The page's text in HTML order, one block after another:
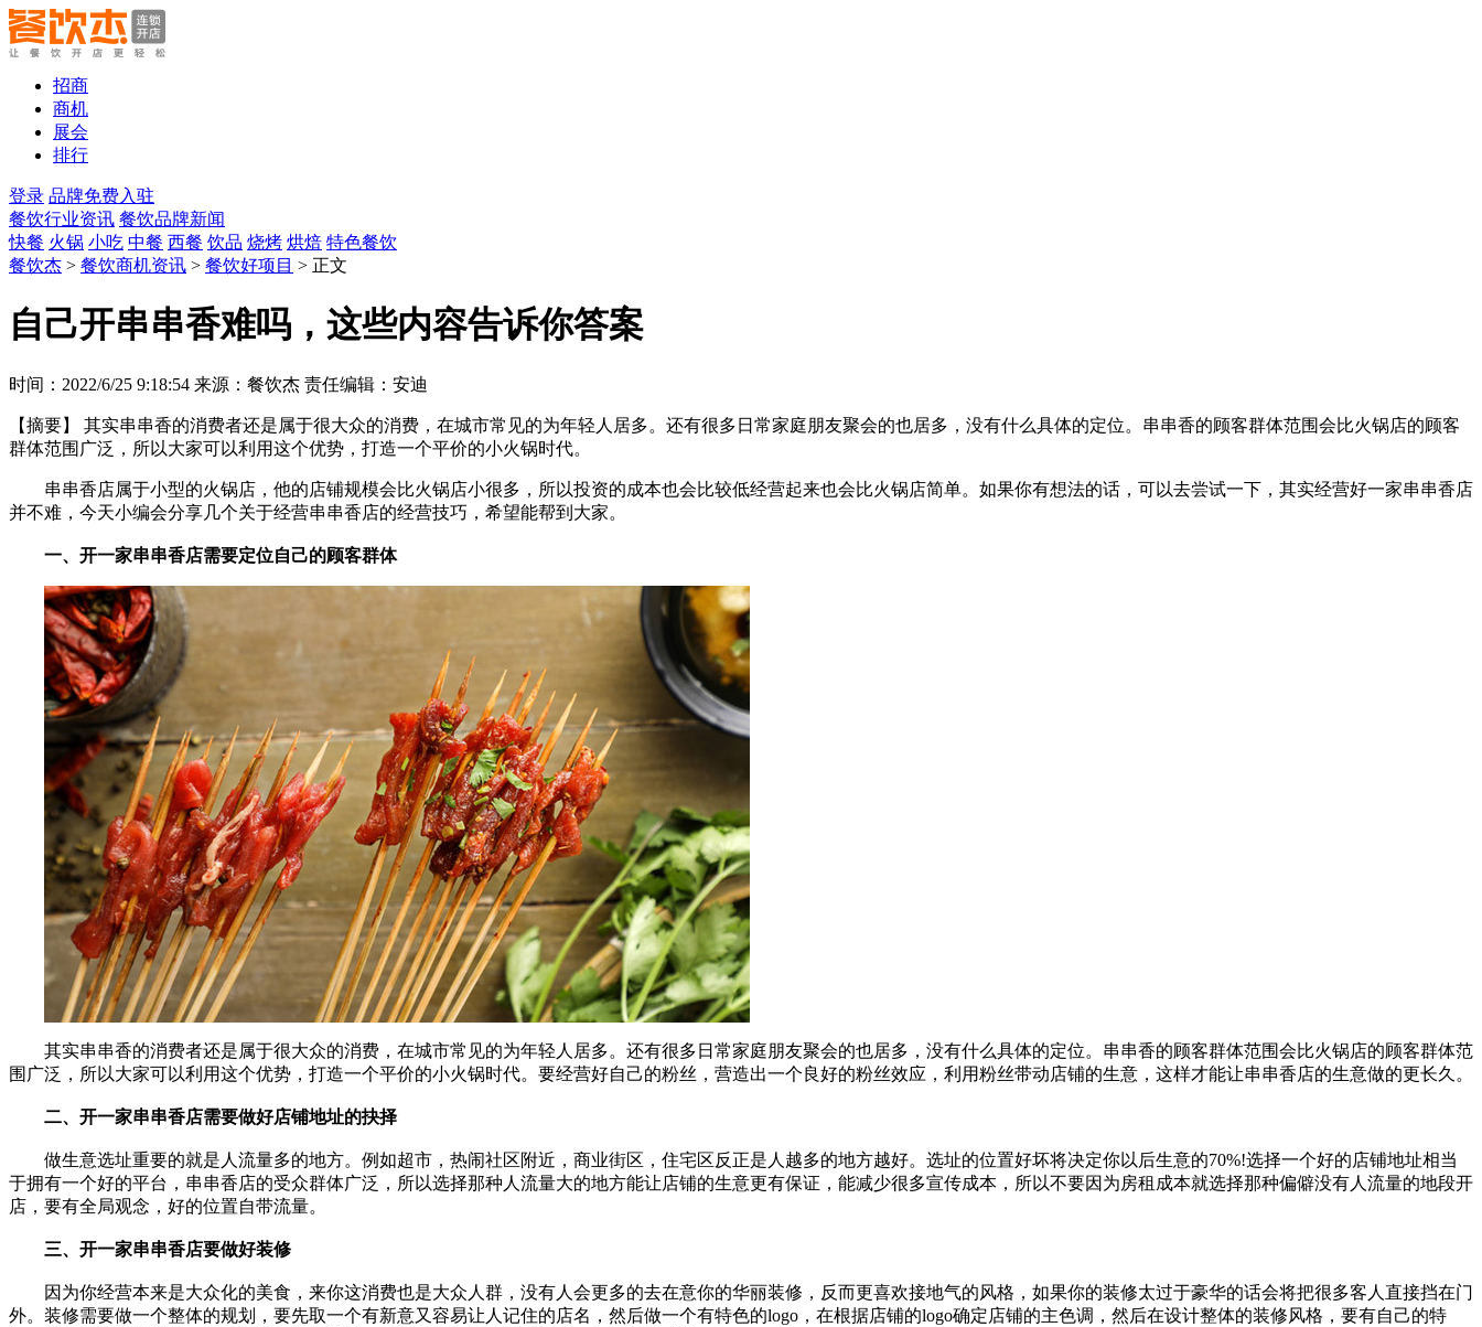
招商
商机
展会
排行
登录 品牌免费入驻
餐饮行业资讯 餐饮品牌新闻
快餐 火锅 小吃 中餐 西餐 饮品 烧烤 烘焙 特色餐饮
餐饮杰 > 餐饮商机资讯 > 餐饮好项目 > 正文
自己开串串香难吗，这些内容告诉你答案
时间：2022/6/25 9:18:54 来源：餐饮杰 责任编辑：安迪
【摘要】
其实串串香的消费者还是属于很大众的消费，在城市常见的为年轻人居多。还有很多日常家庭朋友聚会的也居多，没有什么具体的定位。串串香的顾客群体范围会比火锅店的顾客
群体范围广泛，所以大家可以利用这个优势，打造一个平价的小火锅时代。
串串香店属于小型的火锅店，他的店铺规模会比火锅店小很多，所以投资的成本也会比较低经营起来也会比火锅店简单。如果你有想法的话，可以去尝试一下，其实经营好一家串串香店
并不难，今天小编会分享几个关于经营串串香店的经营技巧，希望能帮到大家。
一、开一家串串香店需要定位自己的顾客群体
其实串串香的消费者还是属于很大众的消费，在城市常见的为年轻人居多。还有很多日常家庭朋友聚会的也居多，没有什么具体的定位。串串香的顾客群体范围会比火锅店的顾客群体范
围广泛，所以大家可以利用这个优势，打造一个平价的小火锅时代。要经营好自己的粉丝，营造出一个良好的粉丝效应，利用粉丝带动店铺的生意，这样才能让串串香店的生意做的更长久。
二、开一家串串香店需要做好店铺地址的抉择
做生意选址重要的就是人流量多的地方。例如超市，热闹社区附近，商业街区，住宅区反正是人越多的地方越好。选址的位置好坏将决定你以后生意的70%!选择一个好的店铺地址相当
于拥有一个好的平台，串串香店的受众群体广泛，所以选择那种人流量大的地方能让店铺的生意更有保证，能减少很多宣传成本，所以不要因为房租成本就选择那种偏僻没有人流量的地段开
店，要有全局观念，好的位置自带流量。
三、开一家串串香店要做好装修
因为你经营本来是大众化的美食，来你这消费也是大众人群，没有人会更多的去在意你的华丽装修，反而更喜欢接地气的风格，如果你的装修太过于豪华的话会将把很多客人直接挡在门
外。装修需要做一个整体的规划，要先取一个有新意又容易让人记住的店名，然后做一个有特色的logo，在根据店铺的logo确定店铺的主色调，然后在设计整体的装修风格，要有自己的特